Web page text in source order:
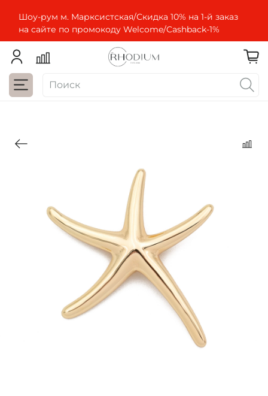
Шоу-рум м. Марксистская/Скидка 10% на 1-й заказ
на сайте по промокоду Welcome/Cashbaсk-1%